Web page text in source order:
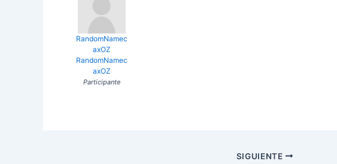
RandomNamec
axOZ
RandomNamec
axOZ
Participante
SIGUIENTE